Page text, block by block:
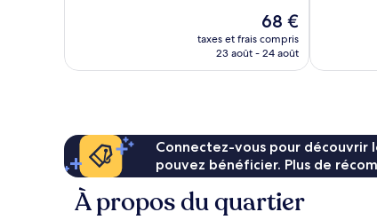
Le
nouveau
prix
68 €
taxes et frais compris
23 août - 24 août
Connectez-vous pour découvrir
pouvez bénéficier. Plus de
À propos du quartier